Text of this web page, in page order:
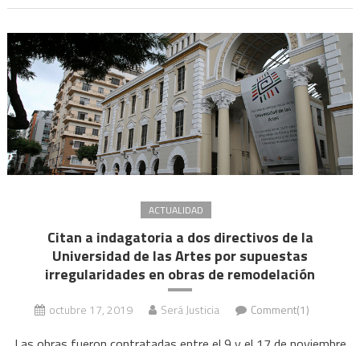
ACTUALIDAD
Citan a indagatoria a dos directivos de la
Universidad de las Artes por supuestas
irregularidades en obras de remodelación
octubre 17, 2019 Será Justicia Comment(1)